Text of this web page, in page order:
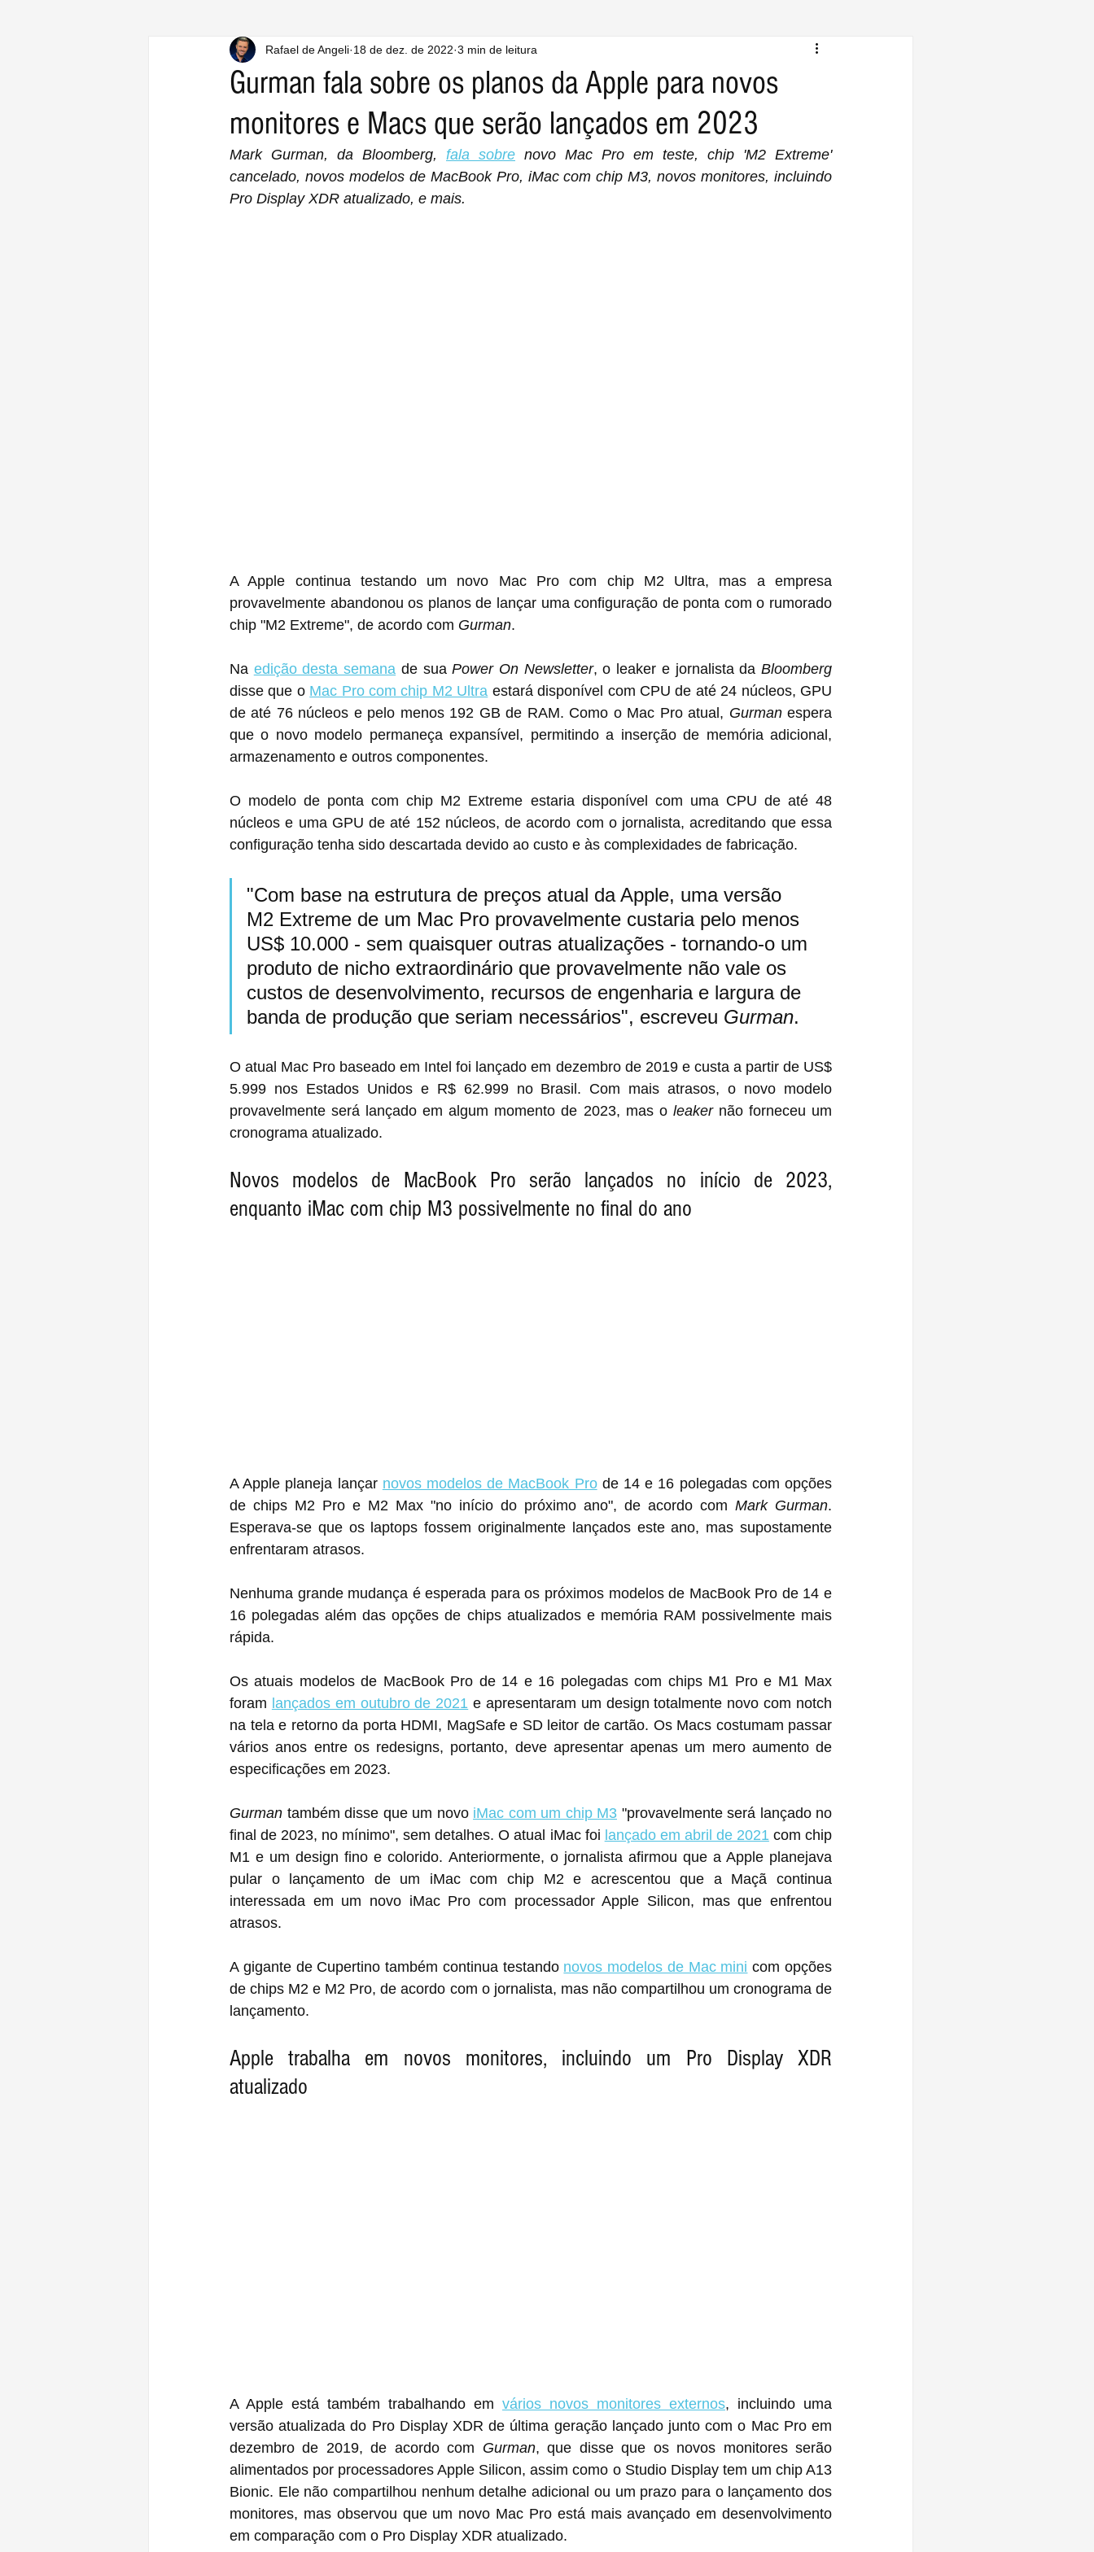
Gurman fala sobre os planos da Apple para novos
monitores e Macs que serão lançados em 2023
Rafael de Angeli 18 de dez. de 2022 3 min de leitura
Mark Gurman, da Bloomberg, fala sobre novo Mac Pro em teste, chip 'M2 Extreme'
cancelado, novos modelos de MacBook Pro, iMac com chip M3, novos monitores, incluindo
Pro Display XDR atualizado, e mais.
A Apple continua testando um novo Mac Pro com chip M2 Ultra, mas a empresa
provavelmente abandonou os planos de lançar uma configuração de ponta com o rumorado
chip "M2 Extreme", de acordo com Gurman.
Na edição desta semana de sua Power On Newsletter, o leaker e jornalista da Bloomberg
disse que o Mac Pro com chip M2 Ultra estará disponível com CPU de até 24 núcleos, GPU
de até 76 núcleos e pelo menos 192 GB de RAM. Como o Mac Pro atual, Gurman espera
que o novo modelo permaneça expansível, permitindo a inserção de memória adicional,
armazenamento e outros componentes.
O modelo de ponta com chip M2 Extreme estaria disponível com uma CPU de até 48
núcleos e uma GPU de até 152 núcleos, de acordo com o jornalista, acreditando que essa
configuração tenha sido descartada devido ao custo e às complexidades de fabricação.
"Com base na estrutura de preços atual da Apple, uma versão
M2 Extreme de um Mac Pro provavelmente custaria pelo menos
US$ 10.000 - sem quaisquer outras atualizações - tornando-o um
produto de nicho extraordinário que provavelmente não vale os
custos de desenvolvimento, recursos de engenharia e largura de
banda de produção que seriam necessários", escreveu Gurman.
O atual Mac Pro baseado em Intel foi lançado em dezembro de 2019 e custa a partir de US$
5.999 nos Estados Unidos e R$ 62.999 no Brasil. Com mais atrasos, o novo modelo
provavelmente será lançado em algum momento de 2023, mas o leaker não forneceu um
cronograma atualizado.
Novos modelos de MacBook Pro serão lançados no início de 2023,
enquanto iMac com chip M3 possivelmente no final do ano
A Apple planeja lançar novos modelos de MacBook Pro de 14 e 16 polegadas com opções
de chips M2 Pro e M2 Max "no início do próximo ano", de acordo com Mark Gurman.
Esperava-se que os laptops fossem originalmente lançados este ano, mas supostamente
enfrentaram atrasos.
Nenhuma grande mudança é esperada para os próximos modelos de MacBook Pro de 14 e
16 polegadas além das opções de chips atualizados e memória RAM possivelmente mais
rápida.
Os atuais modelos de MacBook Pro de 14 e 16 polegadas com chips M1 Pro e M1 Max
foram lançados em outubro de 2021 e apresentaram um design totalmente novo com notch
na tela e retorno da porta HDMI, MagSafe e SD leitor de cartão. Os Macs costumam passar
vários anos entre os redesigns, portanto, deve apresentar apenas um mero aumento de
especificações em 2023.
Gurman também disse que um novo iMac com um chip M3 "provavelmente será lançado no
final de 2023, no mínimo", sem detalhes. O atual iMac foi lançado em abril de 2021 com chip
M1 e um design fino e colorido. Anteriormente, o jornalista afirmou que a Apple planejava
pular o lançamento de um iMac com chip M2 e acrescentou que a Maçã continua
interessada em um novo iMac Pro com processador Apple Silicon, mas que enfrentou
atrasos.
A gigante de Cupertino também continua testando novos modelos de Mac mini com opções
de chips M2 e M2 Pro, de acordo com o jornalista, mas não compartilhou um cronograma de
lançamento.
Apple trabalha em novos monitores, incluindo um Pro Display XDR
atualizado
A Apple está também trabalhando em vários novos monitores externos, incluindo uma
versão atualizada do Pro Display XDR de última geração lançado junto com o Mac Pro em
dezembro de 2019, de acordo com Gurman, que disse que os novos monitores serão
alimentados por processadores Apple Silicon, assim como o Studio Display tem um chip A13
Bionic. Ele não compartilhou nenhum detalhe adicional ou um prazo para o lançamento dos
monitores, mas observou que um novo Mac Pro está mais avançado em desenvolvimento
em comparação com o Pro Display XDR atualizado.